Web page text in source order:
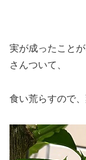
実が成ったこと
さんついて、
食い荒らすので